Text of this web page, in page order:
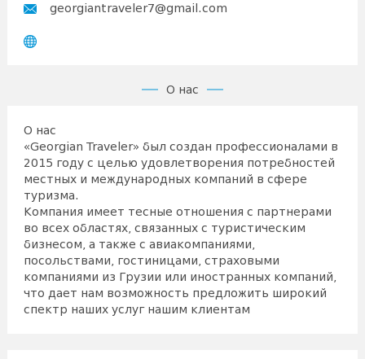
georgiantraveler7@gmail.com
О нас
О нас
«Georgian Traveler» был создан профессионалами в
2015 году с целью удовлетворения потребностей
местных и международных компаний в сфере
туризма.
Компания имеет тесные отношения с партнерами
во всех областях, связанных с туристическим
бизнесом, а также с авиакомпаниями,
посольствами, гостиницами, страховыми
компаниями из Грузии или иностранных компаний,
что дает нам возможность предложить широкий
спектр наших услуг нашим клиентам